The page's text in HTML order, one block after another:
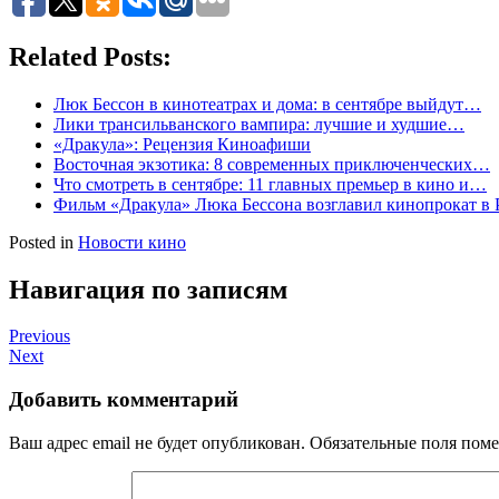
Related Posts:
Люк Бессон в кинотеатрах и дома: в сентябре выйдут…
Лики трансильванского вампира: лучшие и худшие…
«Дракула»: Рецензия Киноафиши
Восточная экзотика: 8 современных приключенческих…
Что смотреть в сентябре: 11 главных премьер в кино и…
Фильм «Дракула» Люка Бессона возглавил кинопрокат в
Posted in Новости кино
Навигация по записям
Previous
Next
Добавить комментарий
Ваш адрес email не будет опубликован. Обязательные поля